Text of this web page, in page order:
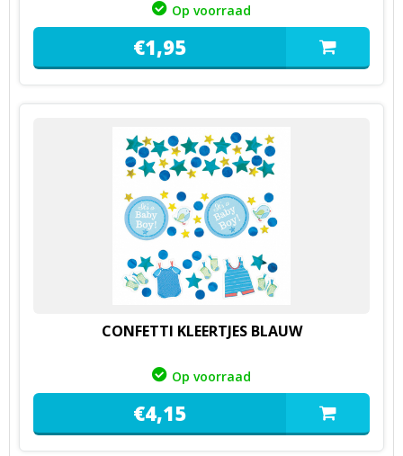
Op voorraad
€1,95
CONFETTI KLEERTJES BLAUW
Op voorraad
€4,15